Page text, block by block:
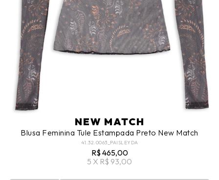
NEW MATCH
Blusa Feminina Tule Estampada Preto New Match
41.32.0063_PAISLEYDA
R$ 465,00
5 X R$ 93,00